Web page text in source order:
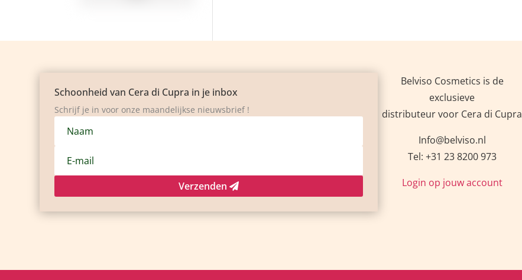
Schoonheid van Cera di Cupra in je inbox
Schrijf je in voor onze maandelijkse nieuwsbrief !
Verzenden
Belviso Cosmetics is de
exclusieve
distributeur voor Cera di Cupra
Info@belviso.nl
Tel: +31 23 8200 973
Login op jouw account